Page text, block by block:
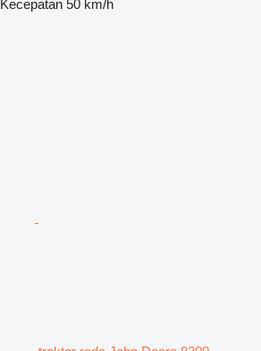
Kecepatan 50 km/h